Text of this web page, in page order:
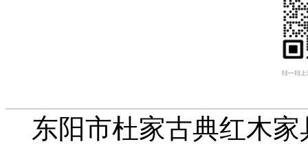
东阳市杜家古典红木